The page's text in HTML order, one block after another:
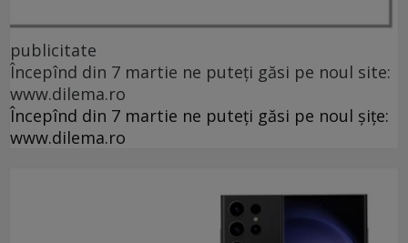
publicitate
Începînd din 7 martie ne puteți găsi pe noul site:
www.dilema.ro
Începînd din 7 martie ne puteți găsi pe noul șițe:
www.dilema.ro